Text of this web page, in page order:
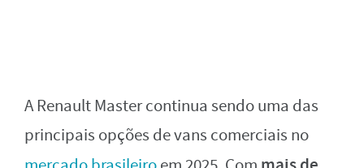
A Renault Master continua sendo uma das
principais opções de vans comerciais no